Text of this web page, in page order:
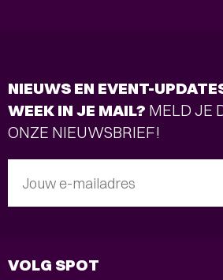
NIEUWS EN EVENT-
WEEK IN JE MAIL? MELD JE
ONZE NIEUWSBRIEF!
Jouw e-mailadres
VOLG SPOT